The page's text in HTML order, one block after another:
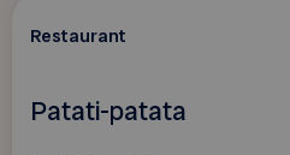
Restaurant
Patati-patata